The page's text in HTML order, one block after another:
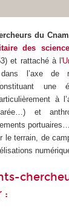
du
des
et rattaché à l'
l’axe de
une
à
et
le terrain, de
: